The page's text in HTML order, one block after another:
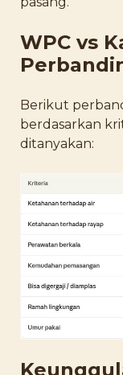
WPC vs
Berikut
berdasarkan
ditanyakan: